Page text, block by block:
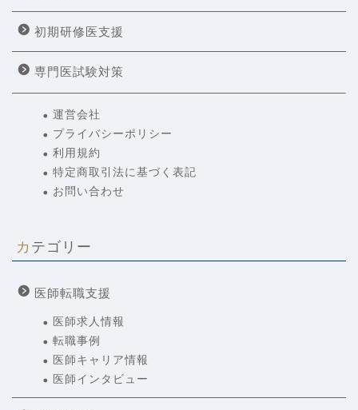
初期研修医支援
専門医試験対策
運営会社
プライバシーポリシー
利用規約
特定商取引法に基づく表記
お問い合わせ
カテゴリー
医師転職支援
医師求人情報
転職事例
医師キャリア情報
医師インタビュー